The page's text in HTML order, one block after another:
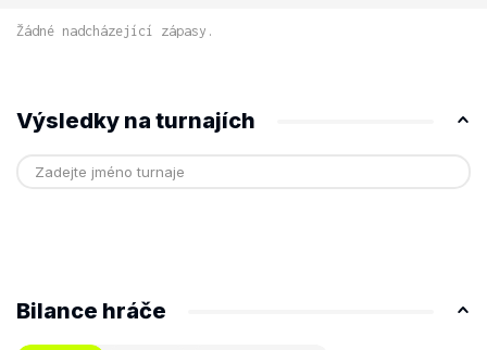
Žádné nadcházející zápasy.
Výsledky na turnajích
Bilance hráče